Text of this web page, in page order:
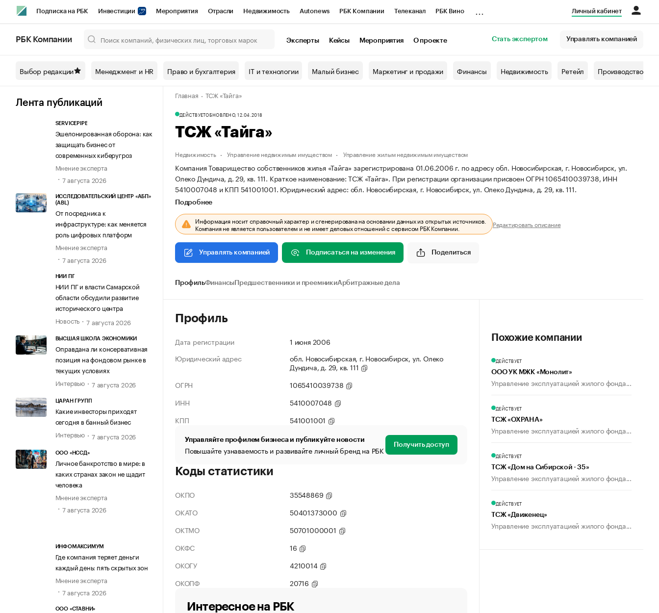
Подписка на РБК Инвестиции Мероприятия Отрасли Недвижимость Autonews РБК Компании Телеканал РБК Вино
Спецпроекты СПб Конференции СПб Спецпроекты Проверка контрагентов
Технологии и медиа Рынок наличной валюты
Личный кабинет
РБК Компании Эксперты Кейсы Мероприятия О проекте Стать экспертом Управлять компанией
Выбор редакции Менеджмент и HR Право и бухгалтерия IT и технологии Малый бизнес Маркетинг и продажи Финансы Недвижимость Ретейл Производство
Лента публикаций
SERVICEPIPE
Эшелонированная оборона: как
защищать бизнес от
современных киберугроз
Мнение эксперта
7 августа 2026
ИССЛЕДОВАТЕЛЬСКИЙ ЦЕНТР «АБП»
(ABL)
От посредника к
инфраструктуре: как меняется
роль цифровых платформ
Мнение эксперта
7 августа 2026
НИИ ПГ
НИИ ПГ и власти Самарской
области обсудили развитие
исторического центра
Новость
7 августа 2026
ВЫСШАЯ ШКОЛА ЭКОНОМИКИ
Оправдана ли консервативная
позиция на фондовом рынке в
текущих условиях
Интервью
7 августа 2026
ЦАРАН ГРУПП
Какие инвесторы приходят
сегодня в банный бизнес
Интервью
7 августа 2026
ООО «НССД»
Личное банкротство в мире: в
каких странах закон не щадит
человека
Мнение эксперта
7 августа 2026
ИНФОМАКСИМУМ
Где компания теряет деньги
каждый день: пять скрытых зон
Мнение эксперта
7 августа 2026
ООО «СТАВНИ»
Главная ТСЖ «Тайга»
ДЕЙСТВУЕТОБНОВЛЕНО, 12.04.2018
ТСЖ «Тайга»
Недвижимость Управление недвижимым имуществом Управление жилым недвижимым имуществом
Компания Товарищество собственников жилья «Тайга» зарегистрирована 01.06.2006 г. по адресу обл. Новосибирская, г. Новосибирск, ул.
Олеко Дундича, д. 29, кв. 111. Краткое наименование: ТСЖ «Тайга». При регистрации организации присвоен ОГРН 1065410039738, ИНН
5410007048 и КПП 541001001. Юридический адрес: обл. Новосибирская, г. Новосибирск, ул. Олеко Дундича, д. 29, кв. 111.
Подробнее
Информация носит справочный характер и сгенерирована на основании данных из открытых источников.
Компания не является пользователем и не имеет деловых отношений с сервисом РБК Компании. Редактировать описание
Управлять компанией Подписаться на изменения Поделиться
ПрофильФинансы Предшественники и преемникиАрбитражные дела
Профиль
Дата регистрации
1 июня 2006
Юридический адрес
обл. Новосибирская, г. Новосибирск, ул. Олеко
Дундича, д. 29, кв. 111
ОГРН
1065410039738
ИНН
5410007048
КПП
541001001
Управляйте профилем бизнеса и публикуйте новости
Повышайте узнаваемость и развивайте личный бренд на РБК Получить доступ
Коды статистики
ОКПО
35548869
ОКАТО
50401373000
ОКТМО
50701000001
ОКФС
16
ОКОГУ
4210014
ОКОПФ
20716
Интересное на РБК
Похожие компании
ДЕЙСТВУЕТ
ООО УК МЖК «Монолит»
Управление эксплуатацией жилого фонда...
ДЕЙСТВУЕТ
ТСЖ «ОХРАНА»
Управление эксплуатацией жилого фонда...
ДЕЙСТВУЕТ
ТСЖ «Дом на Сибирской - 35»
Управление эксплуатацией жилого фонда...
ДЕЙСТВУЕТ
ТСЖ «Движенец»
Управление эксплуатацией жилого фонда...